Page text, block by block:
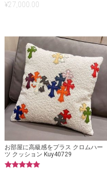
¥27,000.00
お部屋に高級感をプラス クロムハー
ツ クッション Kuy40729